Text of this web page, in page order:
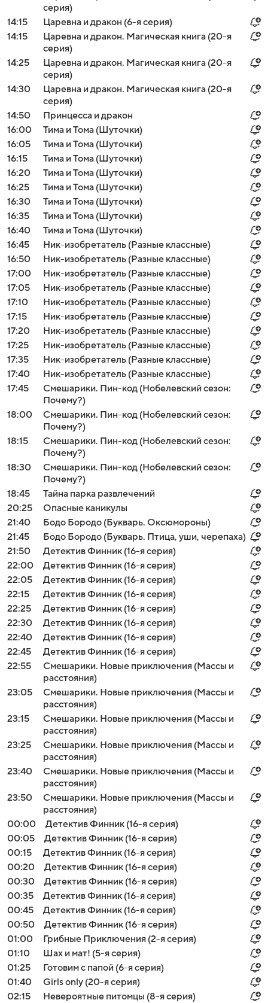
серия)
14:15
Царевна и дракон (6-я серия)
14:15
Царевна и дракон. Магическая книга (20-я
серия)
14:25
Царевна и дракон. Магическая книга (20-я
серия)
14:30
Царевна и дракон. Магическая книга (20-я
серия)
14:50
Принцесса и дракон
16:00
Тима и Тома (Шуточки)
16:05
Тима и Тома (Шуточки)
16:15
Тима и Тома (Шуточки)
16:20
Тима и Тома (Шуточки)
16:25
Тима и Тома (Шуточки)
16:30
Тима и Тома (Шуточки)
16:35
Тима и Тома (Шуточки)
16:40
Тима и Тома (Шуточки)
16:45
Ник-изобретатель (Разные классные)
16:50
Ник-изобретатель (Разные классные)
17:00
Ник-изобретатель (Разные классные)
17:05
Ник-изобретатель (Разные классные)
17:10
Ник-изобретатель (Разные классные)
17:15
Ник-изобретатель (Разные классные)
17:20
Ник-изобретатель (Разные классные)
17:25
Ник-изобретатель (Разные классные)
17:35
Ник-изобретатель (Разные классные)
17:40
Ник-изобретатель (Разные классные)
17:45
Смешарики. Пин-код (Нобелевский сезон:
Почему?)
18:00
Смешарики. Пин-код (Нобелевский сезон:
Почему?)
18:15
Смешарики. Пин-код (Нобелевский сезон:
Почему?)
18:30
Смешарики. Пин-код (Нобелевский сезон:
Почему?)
18:45
Тайна парка развлечений
20:25
Опасные каникулы
21:40
Бодо Бородо (Букварь. Оксюмороны)
21:45
Бодо Бородо (Букварь. Птица, уши, черепаха)
21:50
Детектив Финник (16-я серия)
22:00
Детектив Финник (16-я серия)
22:05
Детектив Финник (16-я серия)
22:15
Детектив Финник (16-я серия)
22:25
Детектив Финник (16-я серия)
22:30
Детектив Финник (16-я серия)
22:40
Детектив Финник (16-я серия)
22:45
Детектив Финник (16-я серия)
22:55
Смешарики. Новые приключения (Массы и
расстояния)
23:05
Смешарики. Новые приключения (Массы и
расстояния)
23:15
Смешарики. Новые приключения (Массы и
расстояния)
23:25
Смешарики. Новые приключения (Массы и
расстояния)
23:40
Смешарики. Новые приключения (Массы и
расстояния)
23:50
Смешарики. Новые приключения (Массы и
расстояния)
00:00
Детектив Финник (16-я серия)
00:05
Детектив Финник (16-я серия)
00:15
Детектив Финник (16-я серия)
00:20
Детектив Финник (16-я серия)
00:30
Детектив Финник (16-я серия)
00:35
Детектив Финник (16-я серия)
00:45
Детектив Финник (16-я серия)
00:50
Детектив Финник (16-я серия)
01:00
Грибные Приключения (2-я серия)
01:10
Шах и мат! (5-я серия)
01:25
Готовим с папой (6-я серия)
01:40
Girls only (20-я серия)
02:15
Невероятные питомцы (8-я серия)